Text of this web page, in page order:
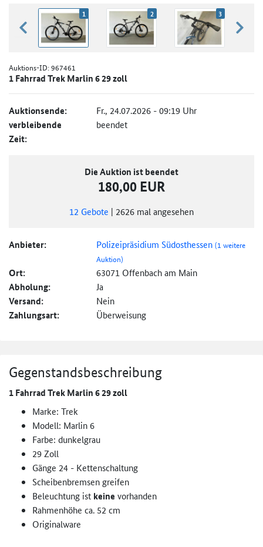
zurück blättern
1 2 3
Auktions-ID:967461
1 Fahrrad Trek Marlin 6 29 zoll
Auktionsende: Fr., 24.07.2026 - 09:19 Uhr
verbleibende
Zeit:
beendet
Die Auktion ist beendet
180,00 EUR
12 Gebote | 2626 mal angesehen
Anbieter: Polizeipräsidium Südosthessen(1 weitere
Auktion)
Ort: 63071 Offenbach am Main
Abholung: Ja
Versand: Nein
Zahlungsart: Überweisung
Gegenstandsbeschreibung
1 Fahrrad Trek Marlin 6 29 zoll
Marke: Trek
Modell: Marlin 6
Farbe: dunkelgrau
29 Zoll
Gänge 24 - Kettenschaltung
Scheibenbremsen greifen
Beleuchtung ist keine vorhanden
Rahmenhöhe ca. 52 cm
Originalware